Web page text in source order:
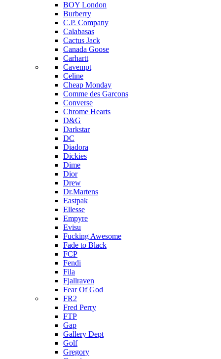
BOY London
Burberry
C.P. Company
Calabasas
Cactus Jack
Canada Goose
Carhartt
Cavempt
Celine
Cheap Monday
Comme des Garcons
Converse
Chrome Hearts
D&G
Darkstar
DC
Diadora
Dickies
Dime
Dior
Drew
Dr.Martens
Eastpak
Ellesse
Empyre
Evisu
Fucking Awesome
Fade to Black
FCP
Fendi
Fila
Fjallraven
Fear Of God
FR2
Fred Perry
FTP
Gap
Gallery Dept
Golf
Gregory